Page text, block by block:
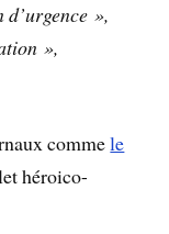
»,
»,
commele
héroico-